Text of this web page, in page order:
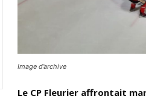
Image d’archive
Le CP Fleurier affrontait